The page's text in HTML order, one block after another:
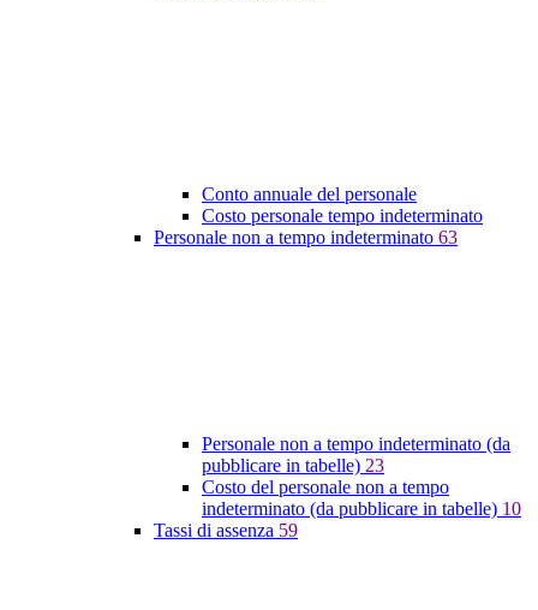
Conto annuale del personale
Costo personale tempo indeterminato
Personale non a tempo indeterminato 63
Personale non a tempo indeterminato (da
pubblicare in tabelle) 23
Costo del personale non a tempo
indeterminato (da pubblicare in tabelle) 10
Tassi di assenza 59